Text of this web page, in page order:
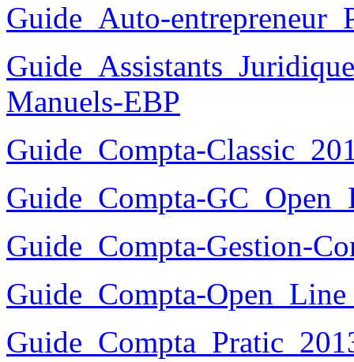
Guide_Auto-
Manuels-EBP
Guide_Compta-
Guide_Compta-
Guide_Compta-Gestion-
Guide_Compta-